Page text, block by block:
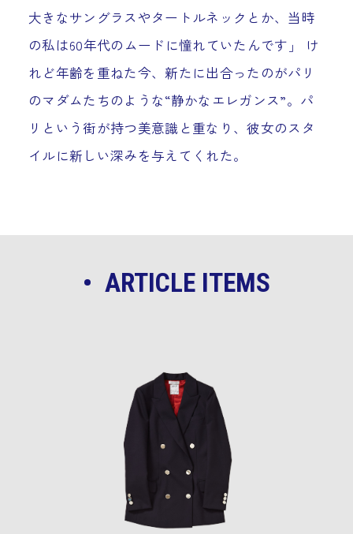
大きなサングラスやタートルネックとか、当時
の私は60年代のムードに憧れていたんです」 け
れど年齢を重ねた今、新たに出合ったのがパリ
のマダムたちのような“静かなエレガンス”。パ
リという街が持つ美意識と重なり、彼女のスタ
イルに新しい深みを与えてくれた。
• ARTICLE ITEMS